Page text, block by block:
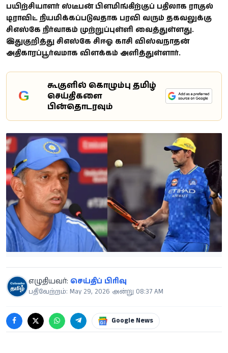
பயிற்சியாளர் ஸ்டீபன் பிளமிங்கிற்குப் பதிலாக ராகுல்
டிராவிட் நியமிக்கப்படுவதாக பரவி வரும் தகவலுக்கு
சிஎஸ்கே நிர்வாகம் முற்றுப்புள்ளி வைத்துள்ளது.
இதுகுறித்து சிஎஸ்கே சிஈஓ காசி விஸ்வநாதன்
அதிகாரப்பூர்வமாக விளக்கம் அளித்துள்ளார்.
G
கூகுளில் கொழும்பு தமிழ்
செய்திகளை
பின்தொடரவும்
எழுதியவர்: செய்திப் பிரிவு
பதிவேற்றம்: May 29, 2026 அன்று 08:37 AM
Google News